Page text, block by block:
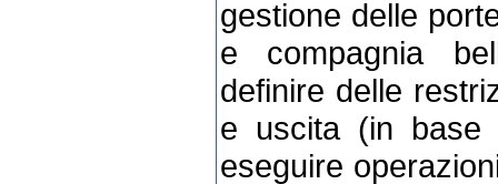
gestione delle
e compagnia
definire delle
e uscita (in base
eseguire